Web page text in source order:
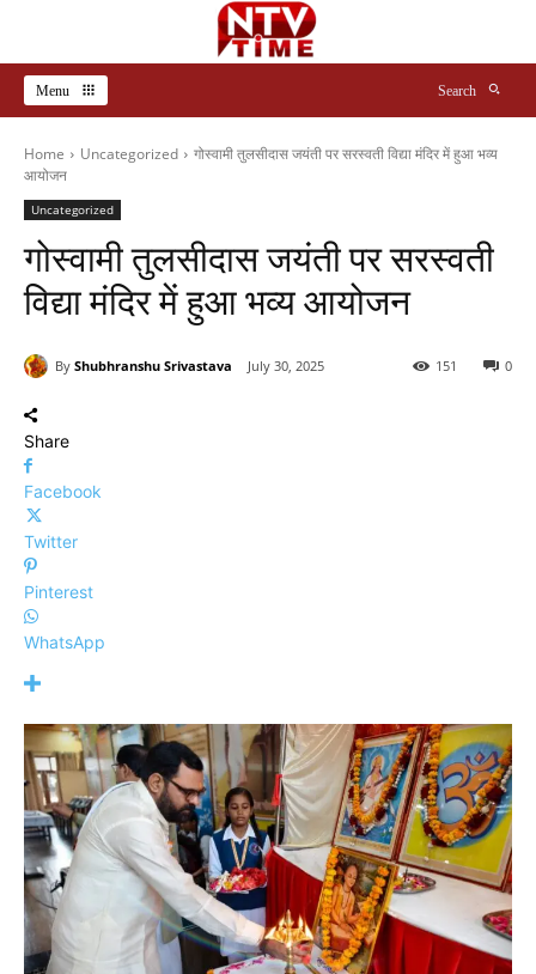
Menu Search
Home Uncategorized
गोस्वामी तुलसीदास जयंती पर सरस्वती विद्या मंदिर में हुआ भव्य
आयोजन
Uncategorized
गोस्वामी तुलसीदास जयंती पर सरस्वती
विद्या मंदिर में हुआ भव्य आयोजन
By Shubhranshu Srivastava July 30, 2025 0
151
Share
Facebook
Twitter
Pinterest
WhatsApp